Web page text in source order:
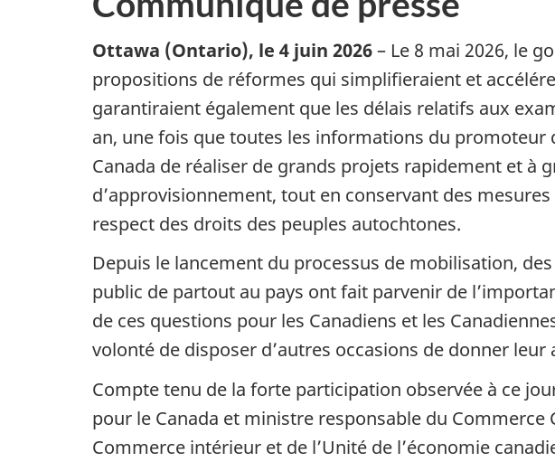
Ottawa (Ontario), le 4 juin 2026– Le 8 mai 2026, le
propositions de réformes qui simplifieraient et
garantiraient également que les délais relatifs aux
an, une fois que toutes les informations du
Canada de réaliser de grands projets rapidement et à
d’approvisionnement, tout en conservant des
respect des droits des peuples autochtones.
Depuis le lancement du processus de mobilisation,
public de partout au pays ont fait parvenir de
de ces questions pour les Canadiens et les
volonté de disposer d’autres occasions de donner leur
Compte tenu de la forte participation observée à ce
pour le Canada et ministre responsable du Commerce
Commerce intérieur et de l’Unité de l’économie